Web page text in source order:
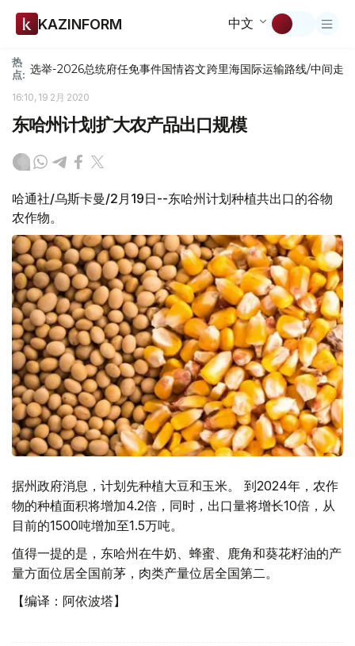
KAZINFORM 中文
热
点: 选举-2026总统府任免事件国情咨文跨里海国际运输路线/中间走廊
16:10, 19 2月 2020
东哈州计划扩大农产品出口规模
哈通社/乌斯卡曼/2月19日--东哈州计划种植共出口的谷物
农作物。
据州政府消息，计划先种植大豆和玉米。 到2024年，农作
物的种植面积将增加4.2倍，同时，出口量将增长10倍，从
目前的1500吨增加至1.5万吨。
值得一提的是，东哈州在牛奶、蜂蜜、鹿角和葵花籽油的产
量方面位居全国前茅，肉类产量位居全国第二。
【编译：阿依波塔】